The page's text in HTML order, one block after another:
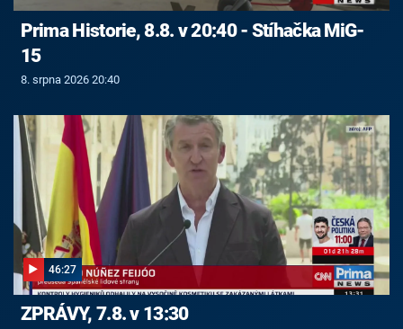
Prima Historie, 8.8. v 20:40 - Stíhačka MiG-
15
8. srpna 2026 20:40
46:27
ZPRÁVY, 7.8. v 13:30